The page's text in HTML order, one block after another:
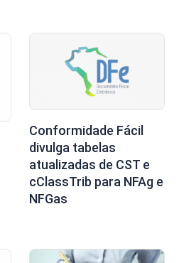
Conformidade Fácil
divulga tabelas
atualizadas de CST e
cClassTrib para NFAg e
NFGas